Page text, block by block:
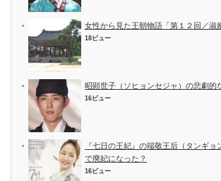
女性から見た王朝物語「第１２回／淑
18ビュー
昭顕世子（ソヒョンセジャ）の悲劇的
16ビュー
『七日の王妃』の端敬王后（タンギョ
で廃妃になった？
16ビュー